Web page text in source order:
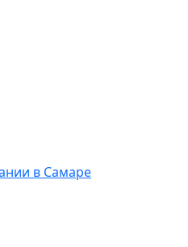
в Самаре